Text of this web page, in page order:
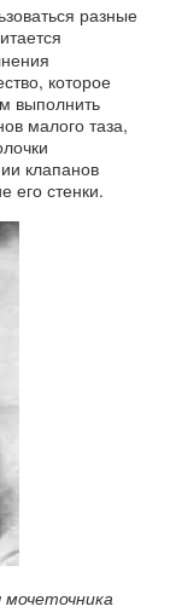
разные
которое
выполнить
малого таза,
клапанов
его стенки.